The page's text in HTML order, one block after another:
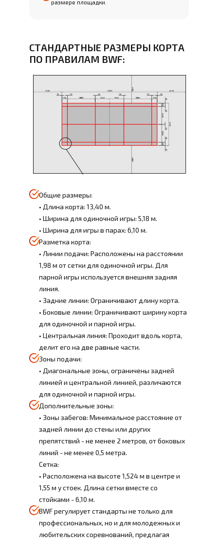
размере площадки.
СТАНДАРТНЫЕ РАЗМЕРЫ КОРТА
ПО ПРАВИЛАМ BWF:
Общие размеры:
• Длина корта: 13,40 м.
• Ширина для одиночной игры: 5,18 м.
• Ширина для игры в парах: 6,10 м.
Разметка корта:
• Линии подачи: Расположены на расстоянии
1,98 м от сетки для одиночной игры. Для
парной игры используется внешняя задняя
линия.
• Задние линии: Ограничивают длину корта.
• Боковые линии: Ограничивают ширину корта
для одиночной и парной игры.
• Центральная линия: Проходит вдоль корта,
делит его на две равные части.
Зоны подачи:
• Диагональные зоны, ограничены задней
линией и центральной линией, различаются
для одиночной и парной игры.
Дополнительные зоны:
• Зоны забегов: Минимальное расстояние от
задней линии до стены или других
препятствий - не менее 2 метров, от боковых
линий - не менее 0,5 метра.
Сетка:
• Расположена на высоте 1,524 м в центре и
1,55 м у стоек. Длина сетки вместе со
стойками - 6,10 м.
BWF регулирует стандарты не только для
профессиональных, но и для молодежных и
любительских соревнований, предлагая